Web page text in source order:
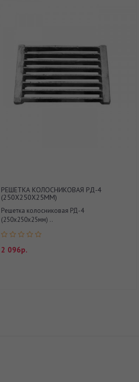
РЕШЕТКА КОЛОСНИКОВАЯ РД-4
(250Х250Х25ММ)
Решетка колосниковая РД-4
(250х250х25мм) ..
2 096р.